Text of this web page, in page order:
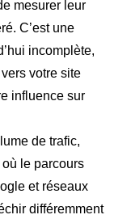
mesurer leur
C’est une
incomplète,
votre site
influence sur
de trafic,
le parcours
et réseaux
différemment